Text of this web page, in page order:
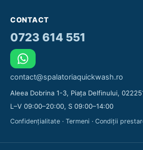
CONTACT
0723 614 551
contact@spalatoriaquickwash.ro
Aleea Dobrina 1-3, Piața Delfinului,
L–V 09:00–20:00, S 09:00–14:00
Confidențialitate · Termeni · Condiții